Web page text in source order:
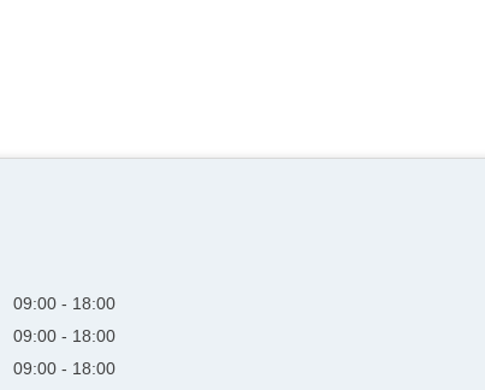
09:00
18:00
09:00
18:00
09:00
18:00